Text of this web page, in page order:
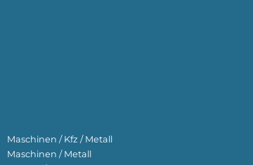
Maschinen / Kfz / Metall
Maschinen / Metall